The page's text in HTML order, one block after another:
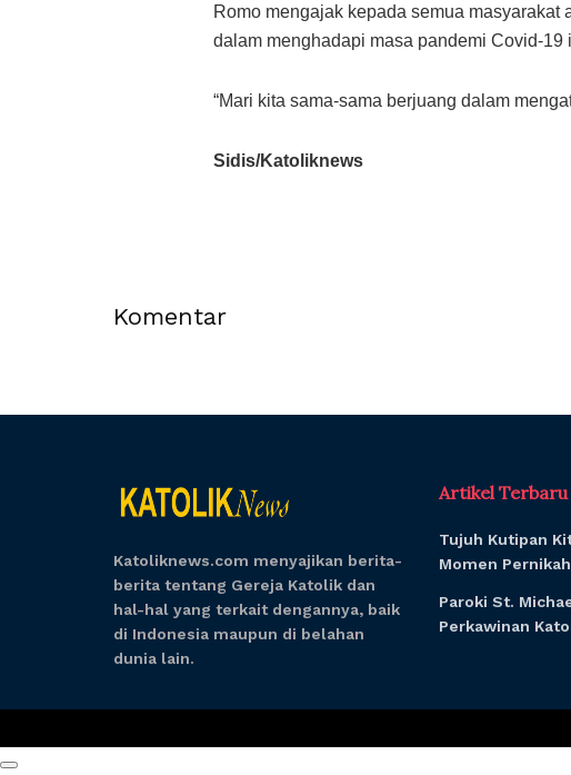
Romo mengajak kepada semua masyarakat
dalam menghadapi masa pandemi Covid-19
“Mari kita sama-sama berjuang dalam
Sidis/Katoliknews
Komentar
Katoliknews.com menyajikan berita-
berita tentang Gereja Katolik dan
hal-hal yang terkait dengannya, baik
di Indonesia maupun di belahan
dunia lain.
Artikel Terbaru
Tujuh Kutipan
Momen
Paroki St.
Perkawinan